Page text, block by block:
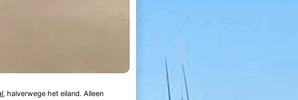
, halverwege het eiland. Alleen